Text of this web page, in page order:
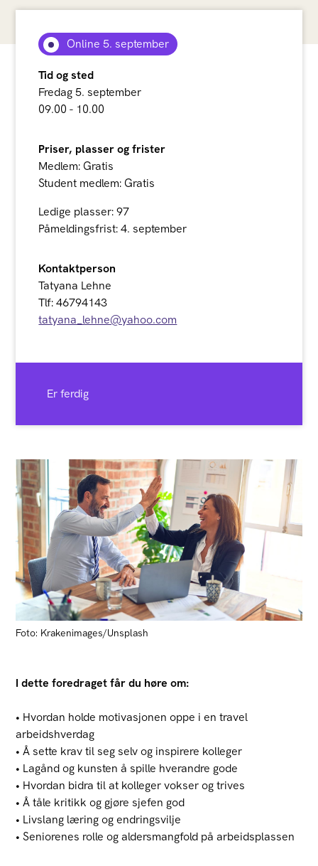
Online 5. september
Tid og sted
Fredag 5. september
09.00 - 10.00
Priser, plasser og frister
Medlem: Gratis
Student medlem: Gratis
Ledige plasser: 97
Påmeldingsfrist: 4. september
Kontaktperson
Tatyana Lehne
Tlf: 46794143
tatyana_lehne@yahoo.com
Er ferdig
Foto: Krakenimages/Unsplash
I dette foredraget får du høre om:
• Hvordan holde motivasjonen oppe i en travel
arbeidshverdag
• Å sette krav til seg selv og inspirere kolleger
• Lagånd og kunsten å spille hverandre gode
• Hvordan bidra til at kolleger vokser og trives
• Å tåle kritikk og gjøre sjefen god
• Livslang læring og endringsvilje
• Seniorenes rolle og aldersmangfold på arbeidsplassen